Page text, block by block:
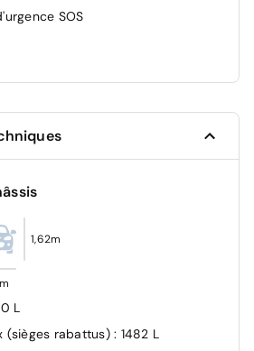
SOS
manuel
déconnectable manuellement
1,62m
L
(sièges rabattus) : 1482 L